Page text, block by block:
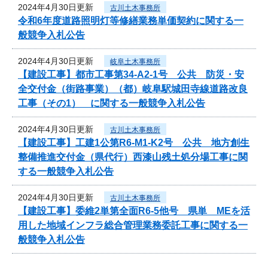
2024年4月30日更新 古川土木事務所
令和6年度道路照明灯等修繕業務単価契約に関する一
般競争入札公告
2024年4月30日更新 岐阜土木事務所
【建設工事】都市工事第34-A2-1号 公共 防災・安
全交付金（街路事業）（都）岐阜駅城田寺線道路改良
工事（その1） に関する一般競争入札公告
2024年4月30日更新 古川土木事務所
【建設工事】工建1公第R6-M1-K2号 公共 地方創生
整備推進交付金（県代行）西漆山残土処分場工事に関
する一般競争入札公告
2024年4月30日更新 古川土木事務所
【建設工事】委維2単第全面R6-5他号 県単 MEを活
用した地域インフラ総合管理業務委託工事に関する一
般競争入札公告